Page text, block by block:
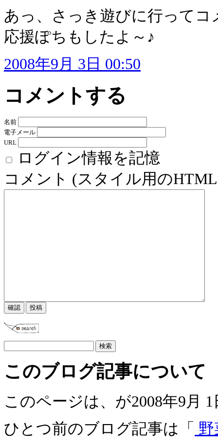
あっ、さっき遊びに行って
応援ぽちもしたよ～♪
2008年9月 3日 00:50
コメントする
名前
電子メール
URL
ログイン情報を記憶
コメント (スタイル用の
このブログ記事について
このページは、が2008年9月
ひとつ前のブログ記事は「